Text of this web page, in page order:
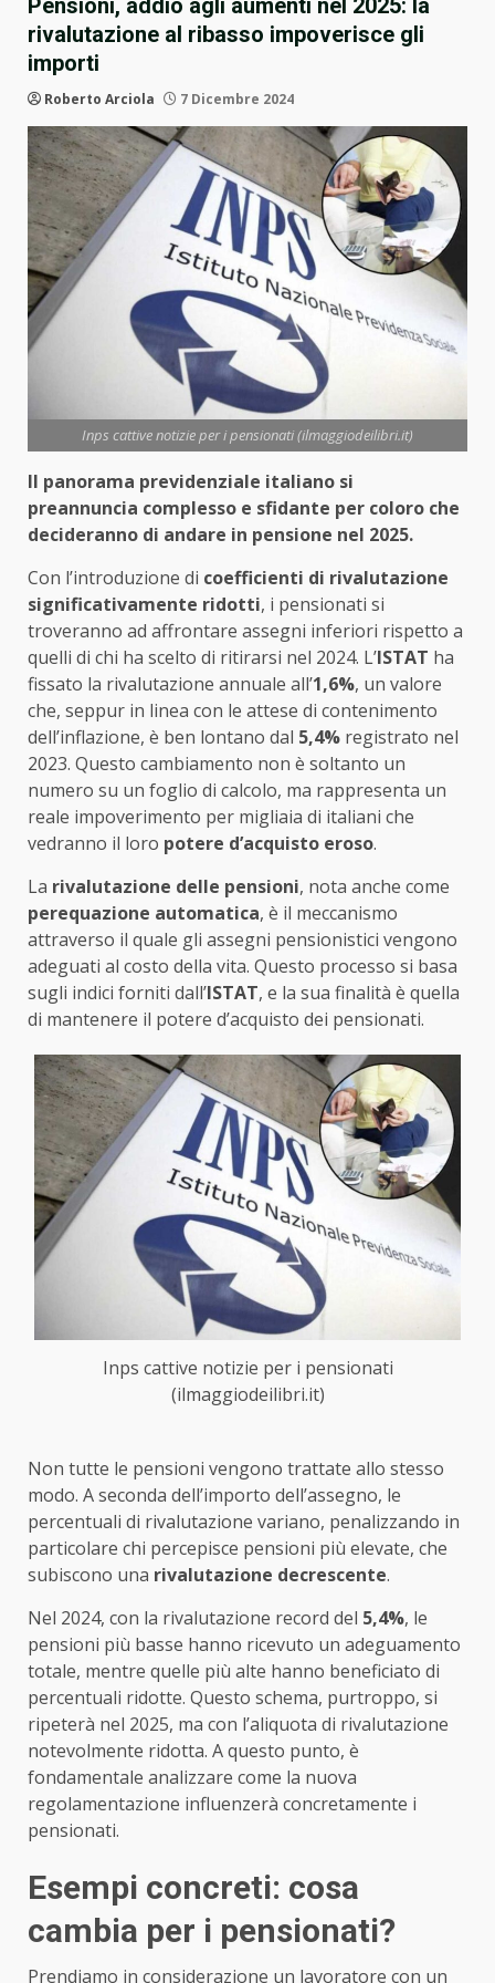
Pensioni, addio agli aumenti nel 2025: la
rivalutazione al ribasso impoverisce gli
importi
Roberto Arciola 7 Dicembre 2024
Inps cattive notizie per i pensionati (ilmaggiodeilibri.it)
Il panorama previdenziale italiano si
preannuncia complesso e sfidante per coloro che
decideranno di andare in pensione nel 2025.
Con l’introduzione di coefficienti di rivalutazione
significativamente ridotti, i pensionati si
troveranno ad affrontare assegni inferiori rispetto a
quelli di chi ha scelto di ritirarsi nel 2024. L’ISTAT ha
fissato la rivalutazione annuale all’1,6%, un valore
che, seppur in linea con le attese di contenimento
dell’inflazione, è ben lontano dal 5,4% registrato nel
2023. Questo cambiamento non è soltanto un
numero su un foglio di calcolo, ma rappresenta un
reale impoverimento per migliaia di italiani che
vedranno il loro potere d’acquisto eroso.
La rivalutazione delle pensioni, nota anche come
perequazione automatica, è il meccanismo
attraverso il quale gli assegni pensionistici vengono
adeguati al costo della vita. Questo processo si basa
sugli indici forniti dall’ISTAT, e la sua finalità è quella
di mantenere il potere d’acquisto dei pensionati.
Inps cattive notizie per i pensionati
(ilmaggiodeilibri.it)
Non tutte le pensioni vengono trattate allo stesso
modo. A seconda dell’importo dell’assegno, le
percentuali di rivalutazione variano, penalizzando in
particolare chi percepisce pensioni più elevate, che
subiscono una rivalutazione decrescente.
Nel 2024, con la rivalutazione record del 5,4%, le
pensioni più basse hanno ricevuto un adeguamento
totale, mentre quelle più alte hanno beneficiato di
percentuali ridotte. Questo schema, purtroppo, si
ripeterà nel 2025, ma con l’aliquota di rivalutazione
notevolmente ridotta. A questo punto, è
fondamentale analizzare come la nuova
regolamentazione influenzerà concretamente i
pensionati.
Esempi concreti: cosa
cambia per i pensionati?
Prendiamo in considerazione un lavoratore con un